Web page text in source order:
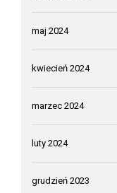
maj 2024
kwiecień 2024
marzec 2024
luty 2024
grudzień 2023